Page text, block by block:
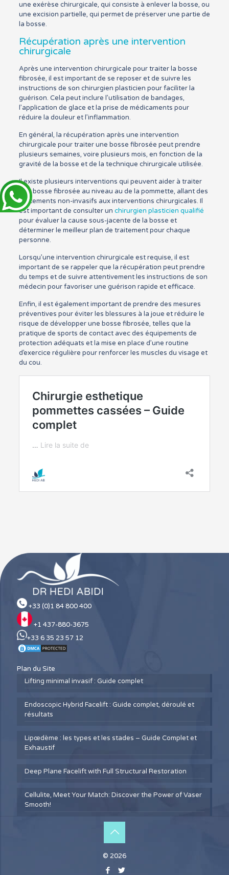
une exérèse chirurgicale, qui consiste à enlever la bosse, ou
une excision partielle, qui permet de préserver une partie de
la bosse.
Récupération après une intervention
chirurgicale
Après une intervention chirurgicale pour traiter la bosse
fibrosée, il est important de se reposer et de suivre les
instructions de son chirurgien plasticien pour faciliter la
guérison. Cela peut inclure l’utilisation de bandages,
l’application de glace et la prise de médicaments pour
réduire la douleur et l’inflammation.
En général, la récupération après une intervention
chirurgicale pour traiter une bosse fibrosée peut prendre
plusieurs semaines, voire plusieurs mois, en fonction de la
gravité de la bosse et de la technique chirurgicale utilisée.
Il existe plusieurs interventions qui peuvent aider à traiter
une bosse fibrosée au niveau au de la pommette, allant des
traitements non-invasifs aux interventions chirurgicales. Il
est important de consulter un chirurgien plasticien qualifié
pour évaluer la cause sous-jacente de la bosse et
déterminer le meilleur plan de traitement pour chaque
personne.
Lorsqu’une intervention chirurgicale est requise, il est
important de se rappeler que la récupération peut prendre
du temps et de suivre attentivement les instructions de son
médecin pour favoriser une guérison rapide et efficace.
Enfin, il est également important de prendre des mesures
préventives pour éviter les blessures à la joue et réduire le
risque de développer une bosse fibrosée, telles que la
pratique de sports de contact avec des équipements de
protection adéquats et la mise en place d’une routine
d’exercice régulière pour renforcer les muscles du visage et
du cou.
+33 (0)1 84 800 400
+1 437-880-3675
+33 6 35 23 57 12
Plan du Site
Lifting minimal invasif : Guide complet
Endoscopic Hybrid Facelift : Guide complet, déroulé et
résultats
Lipœdème : les types et les stades – Guide Complet et
Exhaustif
Deep Plane Facelift with Full Structural Restoration
Cellulite, Meet Your Match: Discover the Power of Vaser
Smooth!
© 2026